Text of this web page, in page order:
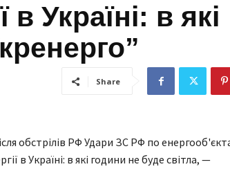
Україні: в які
Share
обстрілів РФ Удари ЗС РФ по
в Україні: в які години не буде світла, —